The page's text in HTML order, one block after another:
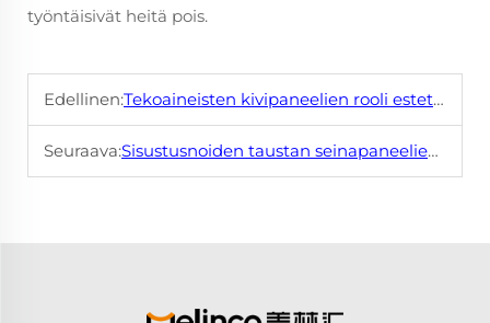
työntäisivät heitä pois.
Edellinen:Tekoaineisten kivipaneelien rooli estetiikan parantamisessa
Seuraava:Sisustusnoiden taustan seinapaneelien rooli modernissa suunnittelussa